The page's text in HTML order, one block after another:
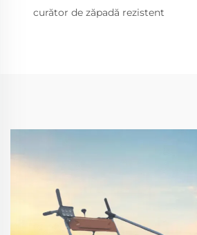
curător de zăpadă rezistent